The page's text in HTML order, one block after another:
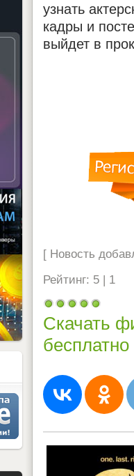
узнать
кадры и
выйдет в
[ Новость
Рейтинг: 5 | 1
Скачать
бесплатно